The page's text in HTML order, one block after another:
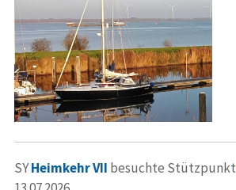
SYHeimkehr VII besuchte Stützpunkt